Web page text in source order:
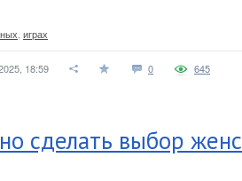
играх
18:59 0 645
сделать выбор